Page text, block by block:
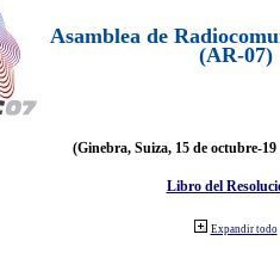
Asamblea de
(AR-07)
(Ginebra, Suiza, 15 de octubre-19
Libro del
Expandir todo